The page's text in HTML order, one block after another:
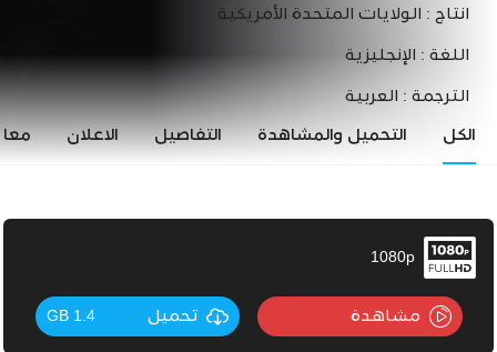
انتاج : الولايات المتحدة الأمريكية
اللغة : الإنجليزية
الترجمة : العربية
الكل التحميل والمشاهدة التفاصيل الاعلان
1080p
مشاهدة تحميل 1.4 GB